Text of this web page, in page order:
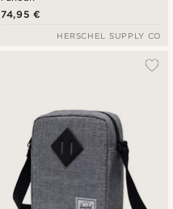
74,95 €
HERSCHEL SUPPLY CO